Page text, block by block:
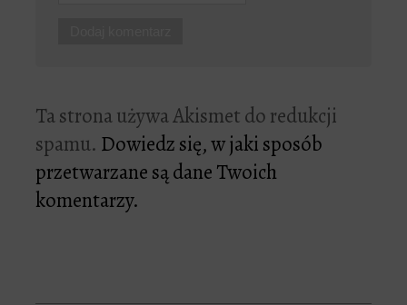
Ta strona używa Akismet do redukcji
spamu. Dowiedz się, w jaki sposób
przetwarzane są dane Twoich
komentarzy.